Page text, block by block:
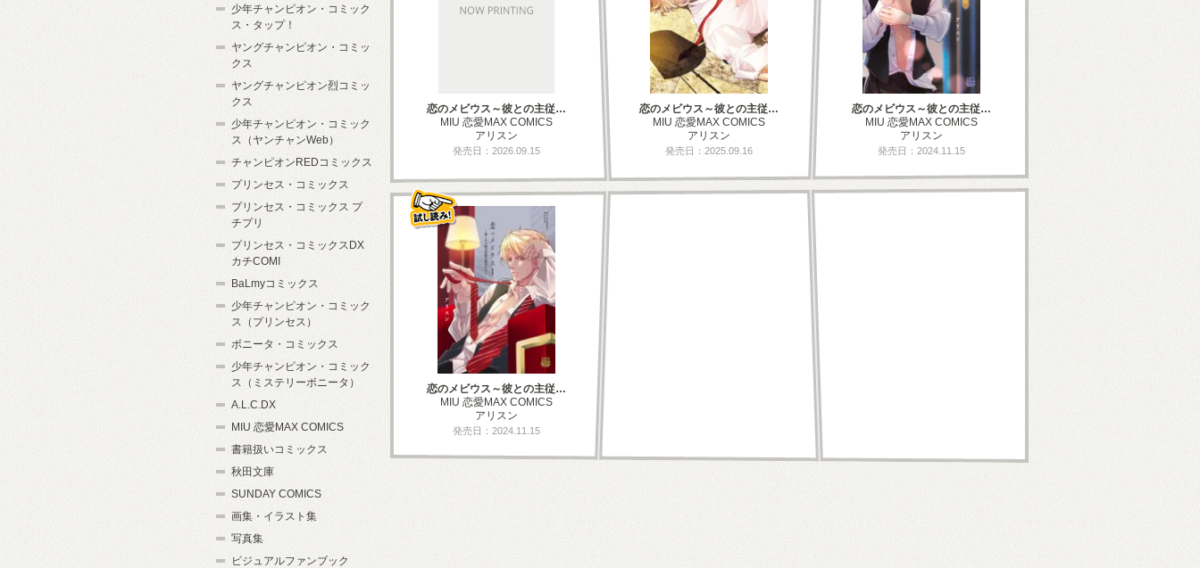
恋のメビウス～彼との主従…
MIU 恋愛MAX COMICS
アリスン
発売日：2026.09.15
恋のメビウス～彼との主従…
MIU 恋愛MAX COMICS
アリスン
発売日：2025.09.16
恋のメビウス～彼との主従…
MIU 恋愛MAX COMICS
アリスン
発売日：2024.11.15
恋のメビウス～彼との主従…
MIU 恋愛MAX COMICS
アリスン
発売日：2024.11.15
少年チャンピオン・コミック
ス・タップ！
ヤングチャンピオン・コミッ
クス
ヤングチャンピオン烈コミッ
クス
少年チャンピオン・コミック
ス（ヤンチャンWeb）
チャンピオンREDコミックス
プリンセス・コミックス
プリンセス・コミックス プ
チプリ
プリンセス・コミックスDX
カチCOMI
BaLmyコミックス
少年チャンピオン・コミック
ス（プリンセス）
ボニータ・コミックス
少年チャンピオン・コミック
ス（ミステリーボニータ）
A.L.C.DX
MIU 恋愛MAX COMICS
書籍扱いコミックス
秋田文庫
SUNDAY COMICS
画集・イラスト集
写真集
ビジュアルファンブック